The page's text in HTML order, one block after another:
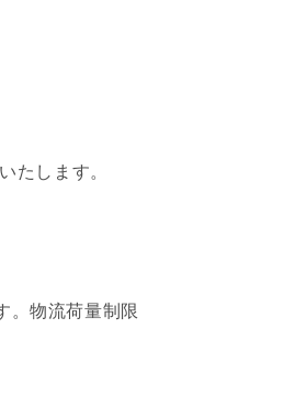
たします。
。物流荷量制限